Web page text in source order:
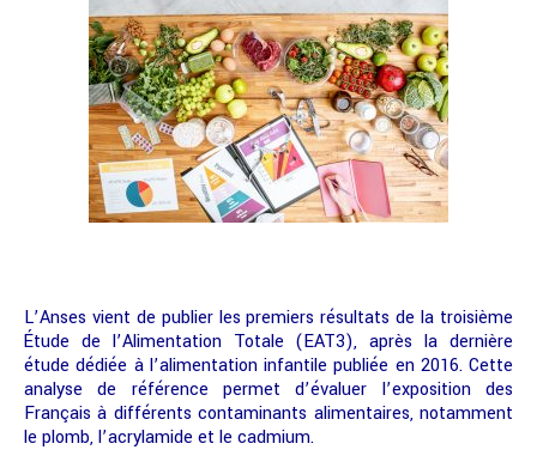
L’Anses vient de publier les premiers résultats de la troisième
Étude de l’Alimentation Totale (EAT3), après la dernière
étude dédiée à l’alimentation infantile publiée en 2016. Cette
analyse de référence permet d’évaluer l’exposition des
Français à différents contaminants alimentaires, notamment
le plomb, l’acrylamide et le cadmium.